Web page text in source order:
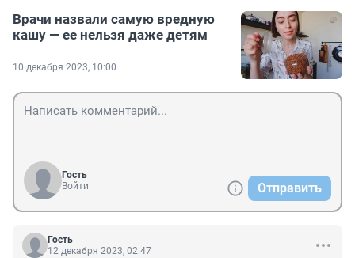
Врачи назвали самую вредную
кашу — ее нельзя даже детям
10 декабря 2023, 10:00
Гость
Войти
Отправить
Гость
12 декабря 2023, 02:47